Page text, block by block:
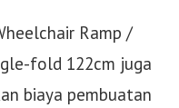
Ramp /
fold 122cm juga
biaya pembuatan